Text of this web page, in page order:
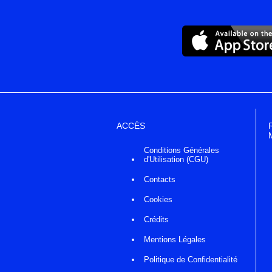
ACCÈS
Conditions Générales
d'Utilisation (CGU)
Contacts
Cookies
Crédits
Mentions Légales
Politique de Confidentialité